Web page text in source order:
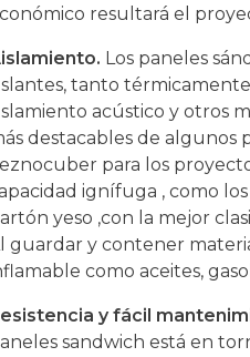
resultará el
Los paneles
tanto
acústico y otros
destacables de algunos
para los
ignífuga , como
yeso ,con la mejor
guardar y contener
como aceites,
y fácil
sandwich está en